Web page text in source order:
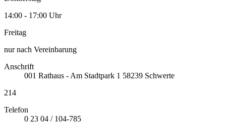
14:00 - 17:00 Uhr
Freitag
nur nach Vereinbarung
Anschrift
001 Rathaus - Am Stadtpark 1 58239 Schwerte
214
Telefon
0 23 04 / 104-785